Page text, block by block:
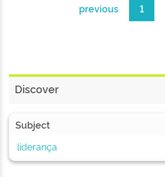
previous 1
Discover
Subject
liderança